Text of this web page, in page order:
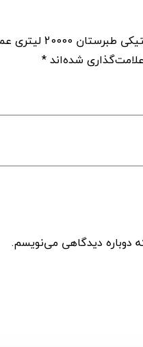
لیتری عمودی”
شده‌اند*
دوباره دیدگاهی می‌نویسم.